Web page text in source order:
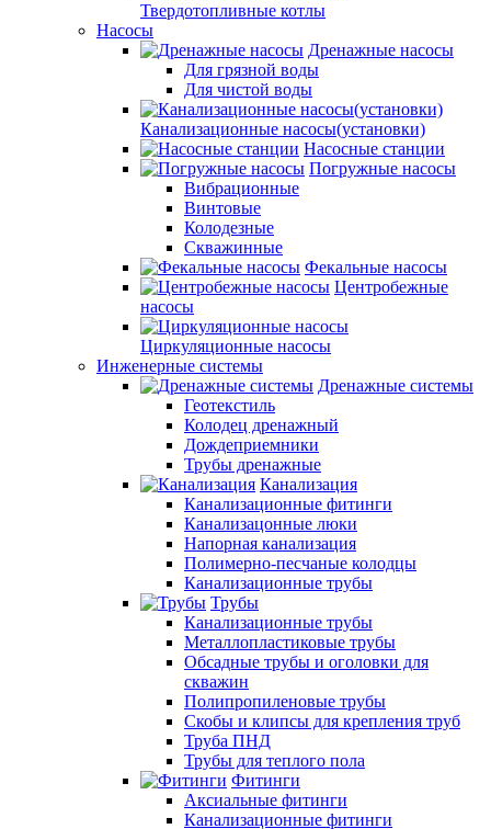
Твердотопливные котлы
Насосы
Дренажные насосы
Для грязной воды
Для чистой воды
Канализационные насосы(установки)
Насосные станции
Погружные насосы
Вибрационные
Винтовые
Колодезные
Скважинные
Фекальные насосы
Центробежные
насосы
Циркуляционные насосы
Инженерные системы
Дренажные системы
Геотекстиль
Колодец дренажный
Дождеприемники
Трубы дренажные
Канализация
Канализационные фитинги
Канализацонные люки
Напорная канализация
Полимерно-песчаные колодцы
Канализационные трубы
Трубы
Канализационные трубы
Металлопластиковые трубы
Обсадные трубы и оголовки для
скважин
Полипропиленовые трубы
Скобы и клипсы для крепления труб
Труба ПНД
Трубы для теплого пола
Фитинги
Аксиальные фитинги
Канализационные фитинги